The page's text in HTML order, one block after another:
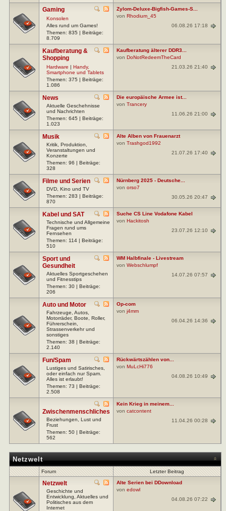
Gaming
Konsolen
Alles rund um Games!
Themen: 835 | Beiträge:
8.709
Zylom-Deluxe-Bigfish-Games-S...
von Rhodium_45
06.08.26 17:18
Kaufberatung &
Shopping
Hardware | Handy,
Smartphone und Tablets
Themen: 375 | Beiträge:
1.086
Kaufberatung älterer DDR3...
von DoNotRedeemTheCard
21.03.26 21:40
News
Aktuelle Geschehnisse
und Nachrichten
Themen: 645 | Beiträge:
1.023
Die europäische Armee ist...
von Trancery
11.06.26 21:00
Musik
Kritik, Produktion,
Veranstaltungen und
Konzerte
Themen: 96 | Beiträge:
328
Alte Alben von Frauenarzt
von Trashgod1992
21.07.26 17:40
Filme und Serien
DVD, Kino und TV
Themen: 283 | Beiträge:
870
Nürnberg 2025 - Deutsche...
von orso7
30.05.26 20:47
Kabel und SAT
Technische und Allgemeine
Fragen rund ums
Fernsehen
Themen: 114 | Beiträge:
510
Suche CS Line Vodafone Kabel
von Hackitosh
23.07.26 12:10
Sport und
Gesundheit
Aktuelles Sportgeschehen
und Fitnesstips
Themen: 30 | Beiträge:
206
WM Halbfinale - Livestream
von Webschlumpf
14.07.26 07:57
Auto und Motor
Fahrzeuge, Autos,
Motorräder, Boote, Roller,
Führerschein,
Strassenverkehr und
sonstiges
Themen: 38 | Beiträge:
2.140
Op-com
von j4mm
06.04.26 14:36
Fun/Spam
Lustiges und Satirisches,
oder einfach nur Spam.
Alles ist erlaubt!
Themen: 73 | Beiträge:
2.508
Rückwärtszählen von...
von MuLcHi776
04.08.26 10:49
Zwischenmenschliches
Beziehungen, Lust und
Frust
Themen: 50 | Beiträge:
562
Kein Krieg in meinem...
von catcontent
11.04.26 00:28
Netzwelt
Forum Letzter Beitrag
Netzwelt
Geschichte und
Entwicklung, Aktuelles und
Politisches aus dem
Internet
Alte Serien bei DDownload
von edowl
04.08.26 07:22